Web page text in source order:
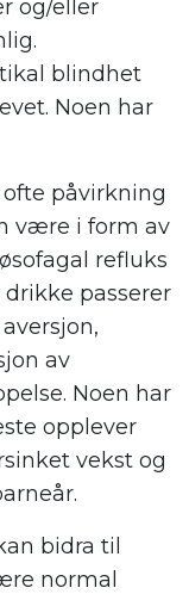
og/eller
blindhet
Noen har
ofte påvirkning
være i form av
refluks
drikke passerer
av
Noen har
opplever
vekst og
bidra til
normal